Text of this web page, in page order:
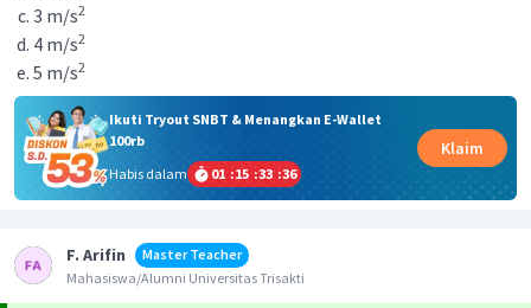
3 m/s2
4 m/s2
5 m/s2
Ikuti Tryout SNBT & Menangkan E-Wallet
100rb
Habis dalam
01 :15 :33 :36
Klaim
F. Arifin
Master Teacher
Mahasiswa/Alumni Universitas Trisakti